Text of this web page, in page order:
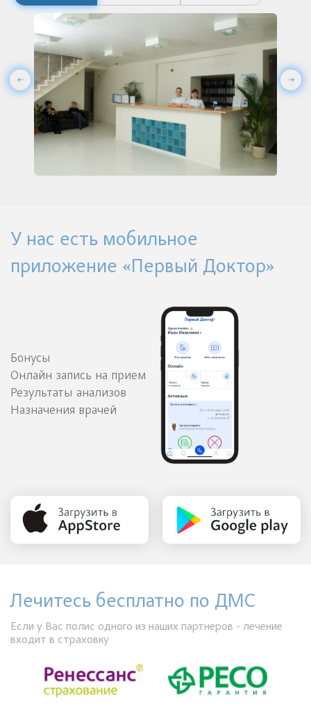
У нас есть мобильное
приложение «Первый Доктор»
Бонусы
Онлайн запись на прием
Результаты анализов
Назначения врачей
Лечитесь бесплатно по ДМС
Если у Вас полис одного из наших партнеров - лечение
входит в страховку